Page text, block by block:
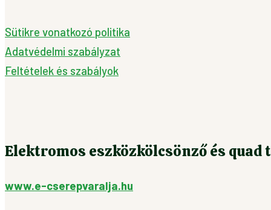
Sütikre vonatkozó politika
Adatvédelmi szabályzat
Feltételek és szabályok
Elektromos eszközkölcsönző és
www.e-cserepvaralja.hu